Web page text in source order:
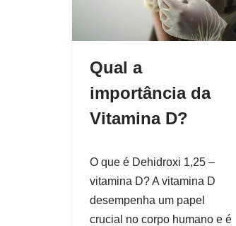
Qual a
importância da
Vitamina D?
O que é Dehidroxi 1,25 –
vitamina D? A vitamina D
desempenha um papel
crucial no corpo humano e é